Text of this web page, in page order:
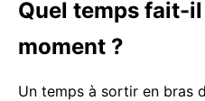
Quel temps fait-
moment ?
Un temps à sortir en bras